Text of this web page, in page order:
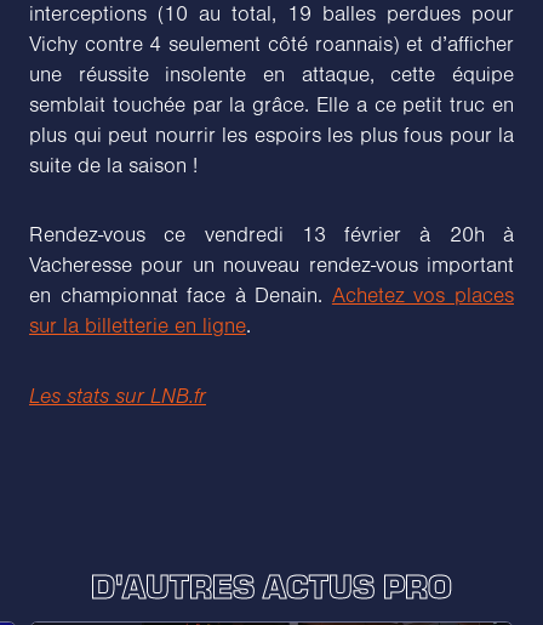
interceptions (10 au total, 19 balles perdues pour
Vichy contre 4 seulement côté roannais) et d’afficher
une réussite insolente en attaque, cette équipe
semblait touchée par la grâce. Elle a ce petit truc en
plus qui peut nourrir les espoirs les plus fous pour la
suite de la saison !
Rendez-vous ce vendredi 13 février à 20h à
Vacheresse pour un nouveau rendez-vous important
en championnat face à Denain. Achetez vos places
sur la billetterie en ligne.
Les stats sur LNB.fr
D'AUTRES ACTUS PRO